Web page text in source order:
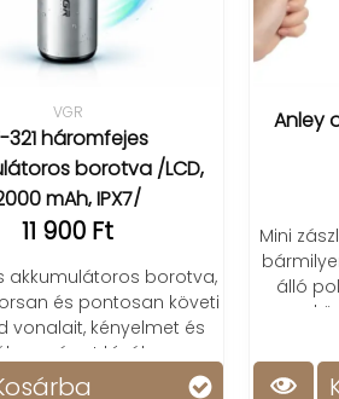
háromfejes
borotva /LCD,
mAh, IPX7/
11 900 Ft
borotva,
és pontosan követi
kényelmet és
kínálva.
Anley
Mini zászló
bármilyen
álló